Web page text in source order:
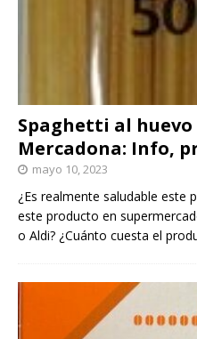
Spaghetti al huevo
Mercadona: Info,
mayo 10, 2023
¿Es realmente saludable este
este producto en
o Aldi? ¿Cuánto cuesta el